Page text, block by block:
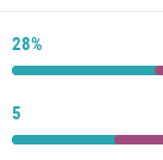
28%
5